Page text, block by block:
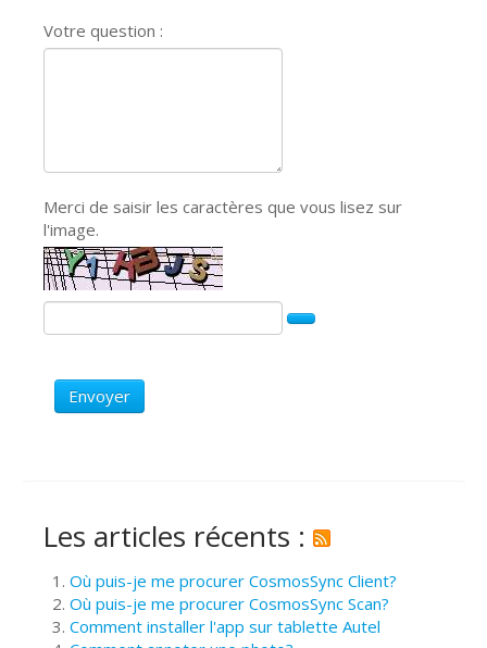
Votre question :
Merci de saisir les caractères que vous lisez sur
l'image.
Envoyer
Les articles récents :
Où puis-je me procurer CosmosSync Client?
Où puis-je me procurer CosmosSync Scan?
Comment installer l'app sur tablette Autel